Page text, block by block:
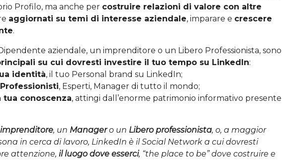
Profilo, ma anche per costruire relazioni di valore con altre
aggiornati su temi di interesse aziendale, imparare e crescere
.
aziendale, un imprenditore o un Libero Professionista, sono
su cui dovresti investire il tuo tempo su LinkedIn:
identità, il tuo Personal brand su LinkedIn;
, Esperti, Manager di tutto il mondo;
tua conoscenza, attingi dall’enorme patrimonio informativo presente
imprenditore, un Managero un Libero professionista, o, a maggior
in cerca di lavoro, LinkedIn è il Social Network a cui dovresti
attenzione, il luogo dove esserci, “the place to be” dove costruire e